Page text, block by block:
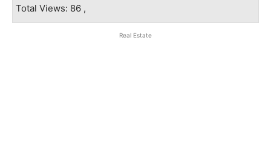
Total Views: 86 ,
Real Estate